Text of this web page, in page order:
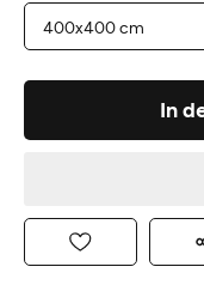
In